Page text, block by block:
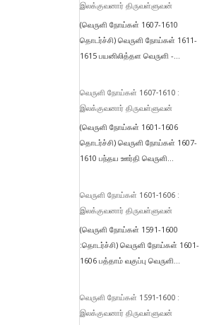
இலக்குவனார் திருவள்ளுவன்
(வெருளி நோய்கள் 1607-1610
தொடர்ச்சி) வெருளி நோய்கள் 1611-
1615 பயனிலித்தள வெருளி -...
வெருளி நோய்கள் 1607-1610 :
இலக்குவனார் திருவள்ளுவன்
(வெருளி நோய்கள் 1601-1606
தொடர்ச்சி) வெருளி நோய்கள் 1607-
1610 பந்தய ஊர்தி வெருளி...
வெருளி நோய்கள் 1601-1606 :
இலக்குவனார் திருவள்ளுவன்
(வெருளி நோய்கள் 1591-1600
:தொடர்ச்சி) வெருளி நோய்கள் 1601-
1606 பத்தாம் வகுப்பு வெருளி...
வெருளி நோய்கள் 1591-1600 :
இலக்குவனார் திருவள்ளுவன்